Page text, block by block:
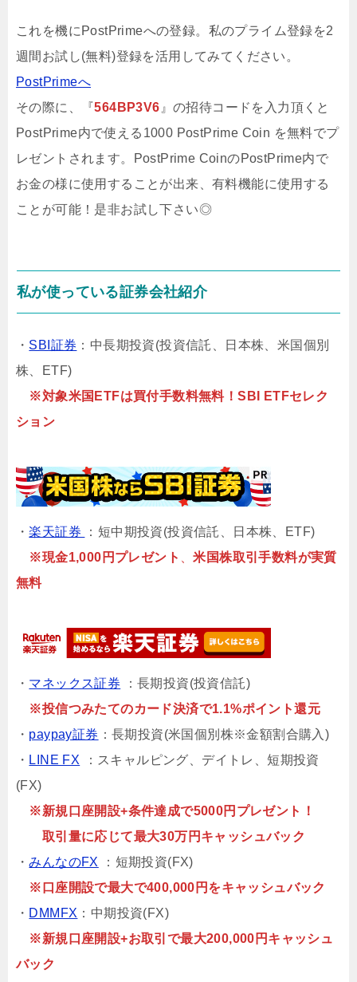
これを機にPostPrimeへの登録。私のプライム登録を2
週間お試し(無料)登録を活用してみてください。
PostPrimeへ
その際に、『564BP3V6 』の招待コードを入力頂くと
PostPrime内で使える1000 PostPrime Coin を無料でプ
レゼントされます。PostPrime CoinのPostPrime内で
お金の様に使用することが出来、有料機能に使用する
ことが可能！是非お試し下さい◎
私が使っている証券会社紹介
・ SBI証券 ：中長期投資(投資信託、日本株、米国個別
株、ETF)
※対象米国ETFは買付手数料無料！SBI ETFセレク
ション
・楽天証券
：短中期投資(投資信託、日本株、ETF)
※現金1,000円プレゼント
、米国株取引手数料が実質
無料
・ マネックス証券 ：長期投資(投資信託)
※投信つみたてのカード決済で1.1%ポイント還元
・ paypay証券 ：長期投資(米国個別株※金額割合購入)
・ LINE FX
：スキャルピング、デイトレ、短期投資
(FX)
※新規口座開設+条件達成で5000円プレゼント！
取引量に応じて最大30万円キャッシュバック
・みんなのFX
：短期投資(FX)
※口座開設で最大で400,000円をキャッシュバック
・ DMMFX ：中期投資(FX)
※新規口座開設+お取引で最大200,000円キャッシュ
バック